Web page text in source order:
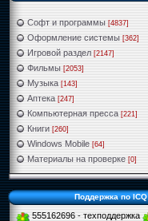
Софт и программы [4837]
Оформление системы [362]
Игровой раздел [2147]
Фильмы [2053]
Музыка [143]
Аптека [247]
Компьютерная пресса [221]
Книги [260]
Windows Mobile [64]
Материалы на проверке [0]
Поддержка по ICQ
555162696 - техподдержка